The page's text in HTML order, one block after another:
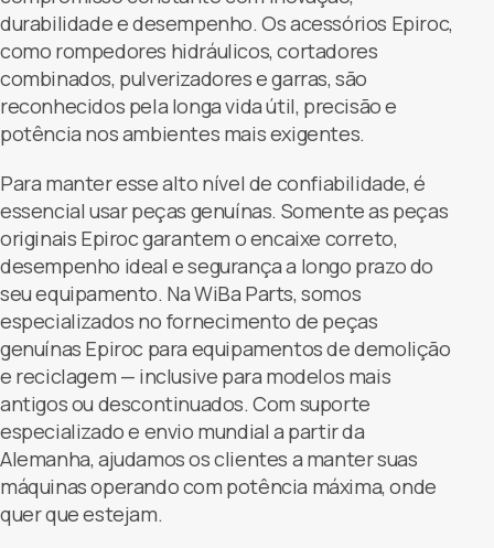
durabilidade e desempenho. Os acessórios Epiroc,
como rompedores hidráulicos, cortadores
combinados, pulverizadores e garras, são
reconhecidos pela longa vida útil, precisão e
potência nos ambientes mais exigentes.
Para manter esse alto nível de confiabilidade, é
essencial usar peças genuínas. Somente as peças
originais Epiroc garantem o encaixe correto,
desempenho ideal e segurança a longo prazo do
seu equipamento. Na WiBa Parts, somos
especializados no fornecimento de peças
genuínas Epiroc para equipamentos de demolição
e reciclagem — inclusive para modelos mais
antigos ou descontinuados. Com suporte
especializado e envio mundial a partir da
Alemanha, ajudamos os clientes a manter suas
máquinas operando com potência máxima, onde
quer que estejam.